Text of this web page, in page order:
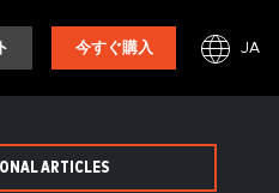
今すぐ購入 JA
ARTICLES